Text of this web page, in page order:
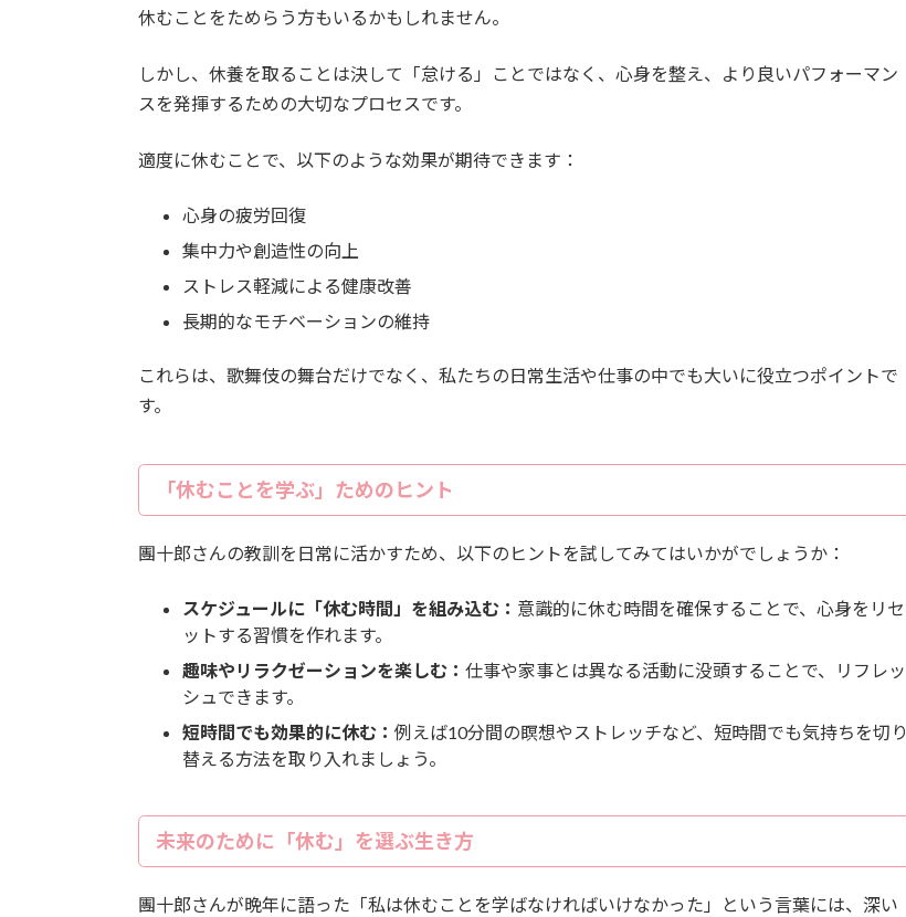
休むことをためらう方もいるかもしれません。
しかし、休養を取ることは決して「怠ける」ことではなく、心身を整え、より良いパフォーマン
スを発揮するための大切なプロセスです。
適度に休むことで、以下のような効果が期待できます：
心身の疲労回復
集中力や創造性の向上
ストレス軽減による健康改善
長期的なモチベーションの維持
これらは、歌舞伎の舞台だけでなく、私たちの日常生活や仕事の中でも大いに役立つポイントで
す。
「休むことを学ぶ」ためのヒント
團十郎さんの教訓を日常に活かすため、以下のヒントを試してみてはいかがでしょうか：
スケジュールに「休む時間」を組み込む： 意識的に休む時間を確保することで、心身をリセ
ットする習慣を作れます。
趣味やリラクゼーションを楽しむ：仕事や家事とは異なる活動に没頭することで、リフレッ
シュできます。
短時間でも効果的に休む：例えば10分間の瞑想やストレッチなど、短時間でも気持ちを切り
替える方法を取り入れましょう。
未来のために「休む」を選ぶ生き方
團十郎さんが晩年に語った「私は休むことを学ばなければいけなかった」という言葉には、深い